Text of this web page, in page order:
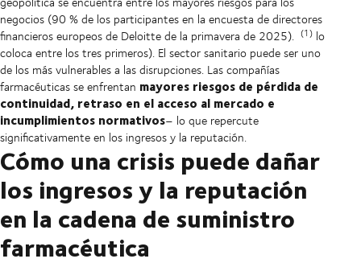
negocios (90 % de los participantes en la encuesta de directores
financieros europeos de Deloitte de la primavera de 2025). (1) lo
coloca entre los tres primeros). El sector sanitario puede ser uno
de los más vulnerables a las disrupciones. Las compañías
farmacéuticas se enfrentan mayores riesgos de pérdida de
continuidad, retraso en el acceso al mercado e
incumplimientos normativos– lo que repercute
significativamente en los ingresos y la reputación.
Cómo una crisis puede dañar
los ingresos y la reputación
en la cadena de suministro
farmacéutica